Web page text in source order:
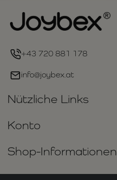
+43 720 881 178
info@joybex.at
Nützliche Links
Konto
Shop-Informationen